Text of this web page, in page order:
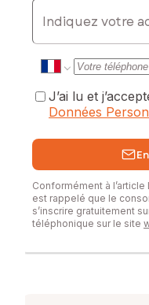
E-mail
J’ai lu et
Données
Conformément à
est rappelé que le
s’inscrire gratuitement
téléphonique sur le site